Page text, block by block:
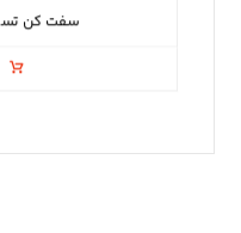
سفت کن